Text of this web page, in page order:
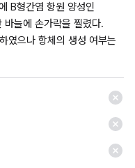
B형간염 항원 양성인
바늘에 손가락을 찔렸다.
였으나 항체의 생성 여부는